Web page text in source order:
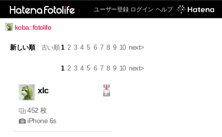
ユーザー登録 ログイン ヘルプ
koba::fotolife
1 2 3 4 5 6 7 8 9 10 next>
新しい順 古い順
1 2 3 4 5 6 7 8 9 10 next>
xlc
452 枚
iPhone 6s